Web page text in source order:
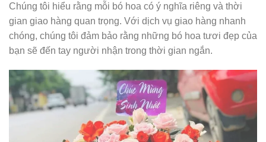
Chúng tôi hiểu rằng mỗi bó hoa có ý nghĩa riêng và thời
gian giao hàng quan trọng. Với dịch vụ giao hàng nhanh
chóng, chúng tôi đảm bảo rằng những bó hoa tươi đẹp của
bạn sẽ đến tay người nhận trong thời gian ngắn.